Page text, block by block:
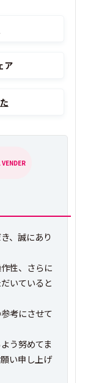
ア
、誠にあり
性、さらに
いていると
考にさせて
う努めてま
い申し上げ